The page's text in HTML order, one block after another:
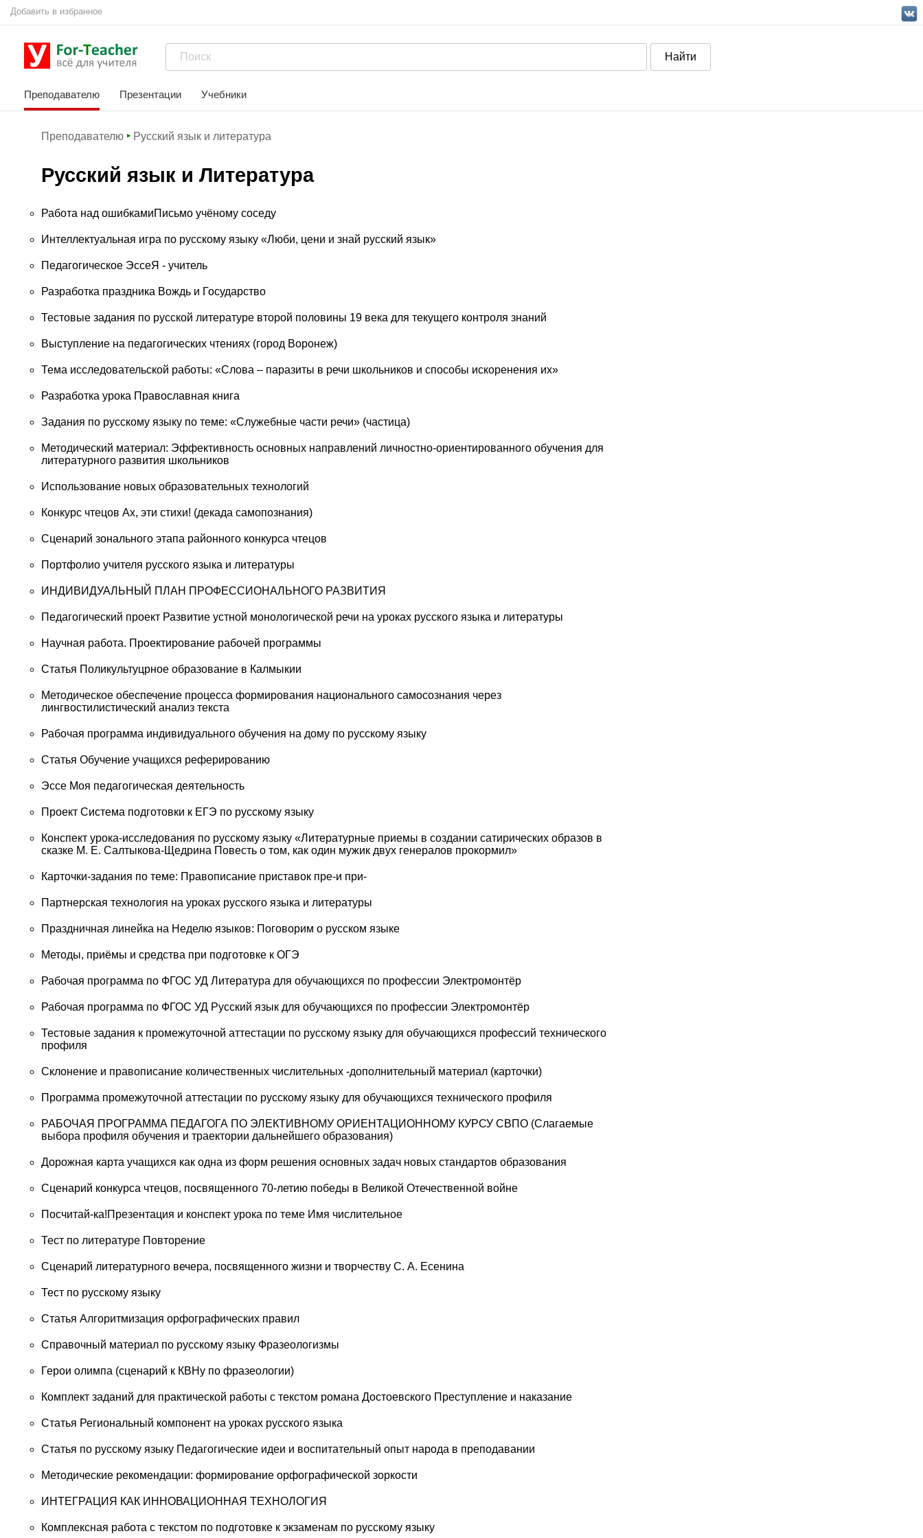
Добавить в избранное
Преподавателю Презентации Учебники
Преподавателю Русский язык и литература
Русский язык и Литература
Работа над ошибкамиПисьмо учёному соседу
Интеллектуальная игра по русскому языку «Люби, цени и знай русский язык»
Педагогическое ЭссеЯ - учитель
Разработка праздника Вождь и Государство
Тестовые задания по русской литературе второй половины 19 века для текущего контроля знаний
Выступление на педагогических чтениях (город Воронеж)
Тема исследовательской работы: «Слова – паразиты в речи школьников и способы искоренения их»
Разработка урока Православная книга
Задания по русскому языку по теме: «Служебные части речи» (частица)
Методический материал: Эффективность основных направлений личностно-ориентированного обучения для
литературного развития школьников
Использование новых образовательных технологий
Конкурс чтецов Ах, эти стихи! (декада самопознания)
Сценарий зонального этапа районного конкурса чтецов
Портфолио учителя русского языка и литературы
ИНДИВИДУАЛЬНЫЙ ПЛАН ПРОФЕССИОНАЛЬНОГО РАЗВИТИЯ
Педагогический проект Развитие устной монологической речи на уроках русского языка и литературы
Научная работа. Проектирование рабочей программы
Статья Поликультуцрное образование в Калмыкии
Методическое обеспечение процесса формирования национального самосознания через
лингвостилистический анализ текста
Рабочая программа индивидуального обучения на дому по русскому языку
Статья Обучение учащихся реферированию
Эссе Моя педагогическая деятельность
Проект Система подготовки к ЕГЭ по русскому языку
Конспект урока-исследования по русскому языку «Литературные приемы в создании сатирических образов в
сказке М. Е. Салтыкова-Щедрина Повесть о том, как один мужик двух генералов прокормил»
Карточки-задания по теме: Правописание приставок пре-и при-
Партнерская технология на уроках русского языка и литературы
Праздничная линейка на Неделю языков: Поговорим о русском языке
Методы, приёмы и средства при подготовке к ОГЭ
Рабочая программа по ФГОС УД Литература для обучающихся по профессии Электромонтёр
Рабочая программа по ФГОС УД Русский язык для обучающихся по профессии Электромонтёр
Тестовые задания к промежуточной аттестации по русскому языку для обучающихся профессий технического
профиля
Склонение и правописание количественных числительных -дополнительный материал (карточки)
Программа промежуточной аттестации по русскому языку для обучающихся технического профиля
РАБОЧАЯ ПРОГРАММА ПЕДАГОГА ПО ЭЛЕКТИВНОМУ ОРИЕНТАЦИОННОМУ КУРСУ СВПО (Слагаемые
выбора профиля обучения и траектории дальнейшего образования)
Дорожная карта учащихся как одна из форм решения основных задач новых стандартов образования
Сценарий конкурса чтецов, посвященного 70-летию победы в Великой Отечественной войне
Посчитай-ка!Презентация и конспект урока по теме Имя числительное
Тест по литературе Повторение
Сценарий литературного вечера, посвященного жизни и творчеству С. А. Есенина
Тест по русскому языку
Статья Алгоритмизация орфографических правил
Справочный материал по русскому языку Фразеологизмы
Герои олимпа (сценарий к КВНу по фразеологии)
Комплект заданий для практической работы с текстом романа Достоевского Преступление и наказание
Статья Региональный компонент на уроках русского языка
Статья по русскому языку Педагогические идеи и воспитательный опыт народа в преподавании
Методические рекомендации: формирование орфографической зоркости
ИНТЕГРАЦИЯ КАК ИННОВАЦИОННАЯ ТЕХНОЛОГИЯ
Комплексная работа с текстом по подготовке к экзаменам по русскому языку